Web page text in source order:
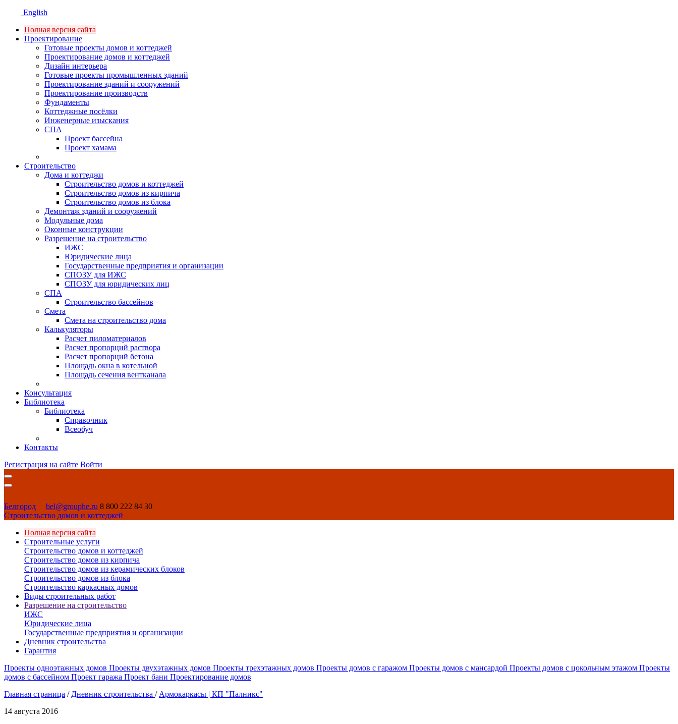
English
Полная версия сайта
Проектирование
Готовые проекты домов и коттеджей
Проектирование домов и коттеджей
Дизайн интерьера
Готовые проекты промышленных зданий
Проектирование зданий и сооружений
Проектирование производств
Фундаменты
Коттеджные посёлки
Инженерные изыскания
СПА
Проект бассейна
Проект хамама
Строительство
Дома и коттеджи
Строительство домов и коттеджей
Строительство домов из кирпича
Строительство домов из блока
Демонтаж зданий и сооружений
Модульные дома
Оконные конструкции
Разрешение на строительство
ИЖС
Юридические лица
Государственные предприятия и организации
СПОЗУ для ИЖС
СПОЗУ для юридических лиц
СПА
Строительство бассейнов
Смета
Смета на строительство дома
Калькуляторы
Расчет пиломатериалов
Расчет пропорций раствора
Расчет пропорций бетона
Площадь окна в котельной
Площадь сечения вентканала
Консультация
Библиотека
Библиотека
Справочник
Всеобуч
Контакты
Регистрация на сайте Войти
Белгород bel@grouphe.ru 8 800 222 84 30
Строительство домов и коттеджей
Полная версия сайта
Строительные услуги
Строительство домов и коттеджей
Строительство домов из кирпича
Строительство домов из керамических блоков
Строительство домов из блока
Строительство каркасных домов
Виды строительных работ
Разрешение на строительство
ИЖС
Юридические лица
Государственные предприятия и организации
Дневник строительства
Гарантия
Проекты одноэтажных домов Проекты двухэтажных домов Проекты трехэтажных домов Проекты домов с гаражом Проекты домов с мансардой Проекты домов с цокольным этажом Проекты
домов с бассейном Проект гаража Проект бани Проектирование домов
Главная страница / Дневник строительства / Армокаркасы | КП "Палникс"
14 августа 2016